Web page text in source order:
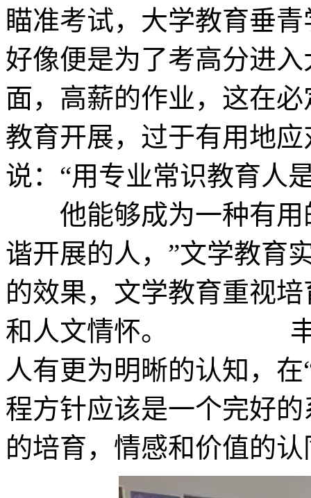
瞄准考试，大学教育垂
好像便是为了考高
面，高薪的作业，这在
教育开展，过于有用地
说：“用专业常识教育
他能够成为一种有用
谐开展的人，”文学教育
的效果，文学教育重视
和人文情怀。 丰厚
人有更为明晰的认知，
程方针应该是一个完好
的培育，情感和价值的认